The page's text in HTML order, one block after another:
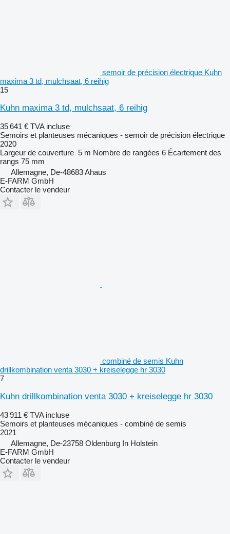
semoir de précision électrique Kuhn
maxima 3 td, mulchsaat, 6 reihig
15
Kuhn maxima 3 td, mulchsaat, 6 reihig
35 641 € TVA incluse
Semoirs et planteuses mécaniques - semoir de précision électrique
2020
Largeur de couverture 5 m Nombre de rangées 6 Écartement des
rangs 75 mm
Allemagne, De-48683 Ahaus
E-FARM GmbH
Contacter le vendeur
combiné de semis Kuhn
drillkombination venta 3030 + kreiselegge hr 3030
7
Kuhn drillkombination venta 3030 + kreiselegge hr 3030
43 911 € TVA incluse
Semoirs et planteuses mécaniques - combiné de semis
2021
Allemagne, De-23758 Oldenburg In Holstein
E-FARM GmbH
Contacter le vendeur